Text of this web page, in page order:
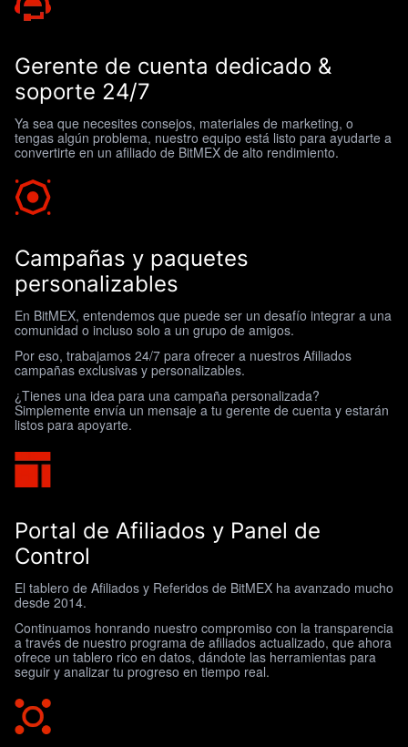
Gerente de cuenta dedicado &
soporte 24/7
Ya sea que necesites consejos, materiales de marketing, o
tengas algún problema, nuestro equipo está listo para ayudarte a
convertirte en un afiliado de BitMEX de alto rendimiento.
Campañas y paquetes
personalizables
En BitMEX, entendemos que puede ser un desafío integrar a una
comunidad o incluso solo a un grupo de amigos.
Por eso, trabajamos 24/7 para ofrecer a nuestros Afiliados
campañas exclusivas y personalizables.
¿Tienes una idea para una campaña personalizada?
Simplemente envía un mensaje a tu gerente de cuenta y estarán
listos para apoyarte.
Portal de Afiliados y Panel de
Control
El tablero de Afiliados y Referidos de BitMEX ha avanzado mucho
desde 2014.
Continuamos honrando nuestro compromiso con la transparencia
a través de nuestro programa de afiliados actualizado, que ahora
ofrece un tablero rico en datos, dándote las herramientas para
seguir y analizar tu progreso en tiempo real.